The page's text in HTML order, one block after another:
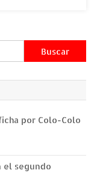
Buscar:
por Colo-Colo
el segundo